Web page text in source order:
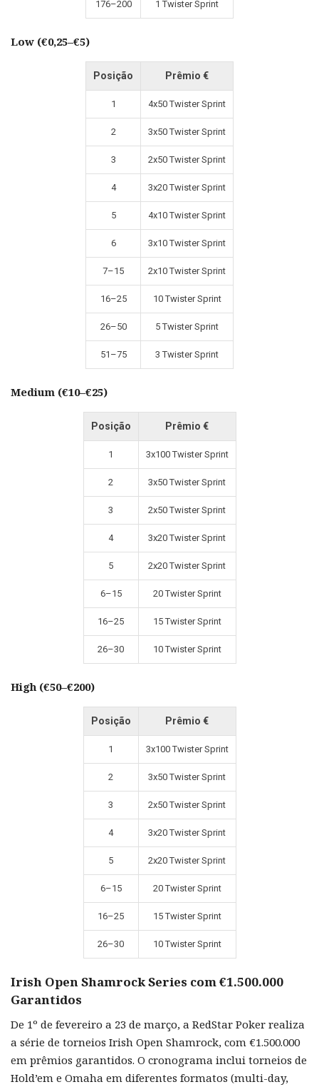
176–200 1 Twister Sprint
Low (€0,25–€5)
Posição Prêmio €
1 4x50 Twister Sprint
2 3x50 Twister Sprint
3 2x50 Twister Sprint
4 3x20 Twister Sprint
5 4x10 Twister Sprint
6 3x10 Twister Sprint
7–15 2x10 Twister Sprint
16–25 10 Twister Sprint
26–50 5 Twister Sprint
51–75 3 Twister Sprint
Medium (€10–€25)
Posição Prêmio €
1 3x100 Twister Sprint
2 3x50 Twister Sprint
3 2x50 Twister Sprint
4 3x20 Twister Sprint
5 2x20 Twister Sprint
6–15 20 Twister Sprint
16–25 15 Twister Sprint
26–30 10 Twister Sprint
High (€50–€200)
Posição Prêmio €
1 3x100 Twister Sprint
2 3x50 Twister Sprint
3 2x50 Twister Sprint
4 3x20 Twister Sprint
5 2x20 Twister Sprint
6–15 20 Twister Sprint
16–25 15 Twister Sprint
26–30 10 Twister Sprint
Irish Open Shamrock Series com €1.500.000
Garantidos
De 1º de fevereiro a 23 de março, a RedStar Poker realiza
a série de torneios Irish Open Shamrock, com €1.500.000
em prêmios garantidos. O cronograma inclui torneios de
Hold’em e Omaha em diferentes formatos (multi-day,